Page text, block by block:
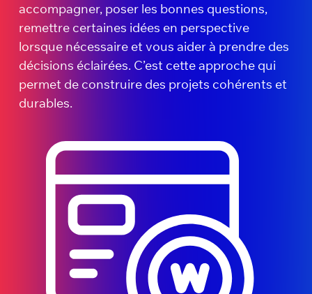
accompagner, poser les bonnes questions,
remettre certaines idées en perspective
lorsque nécessaire et vous aider à prendre des
décisions éclairées. C’est cette approche qui
permet de construire des projets cohérents et
durables.